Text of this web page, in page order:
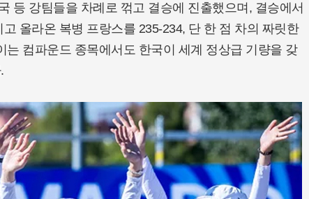
등 강팀들을 차례로 꺾고 결승에 진출했으며, 결승에서
올라온 복병 프랑스를 235-234, 단 한 점 차의 짜릿한
는 컴파운드 종목에서도 한국이 세계 정상급 기량을 갖